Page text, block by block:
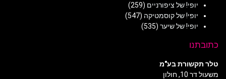
יופי! של ציפורניים (259)
יופי! של קוסמטיקה (547)
יופי! של שיער (535)
כתובתנו
טלר תקשורת בע"מ
משעול דר 10, חולון